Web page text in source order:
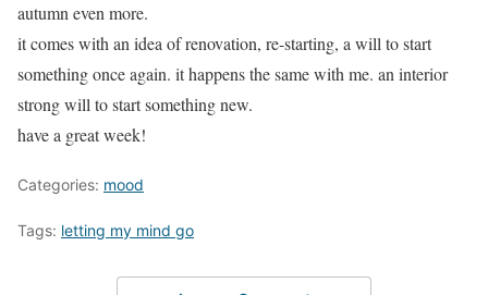
autumn even more.
it comes with an idea of renovation, re-starting, a will to start
something once again. it happens the same with me. an interior
strong will to start something new.
have a great week!
Categories: mood
Tags: letting my mind go